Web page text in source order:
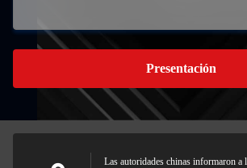
Presentación
Las autoridades chinas informaron a